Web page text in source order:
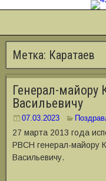
Метка: Каратаев
Генерал-
Васильевичу
07.03.2023
27 марта 2013 года
РВСН генерал-
Васильевичу.